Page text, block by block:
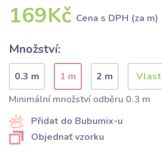
169Kč Cena s DPH (za m)
Množství:
0.3 m 1 m
2 m
Minimální množství odběru 0.3 m
Přidat do Bubumix-u
Objednať vzorku